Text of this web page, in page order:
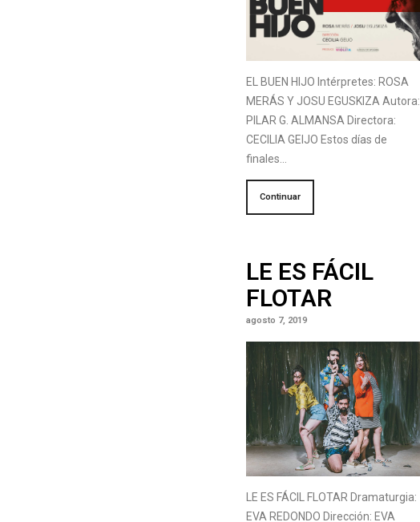
EL BUEN HIJO Intérpretes: ROSA
MERÁS Y JOSU EGUSKIZA Autora:
PILAR G. ALMANSA Directora:
CECILIA GEIJO Estos días de
finales…
Continuar
LE ES FÁCIL
FLOTAR
agosto 7, 2019
LE ES FÁCIL FLOTAR Dramaturgia:
EVA REDONDO Dirección: EVA